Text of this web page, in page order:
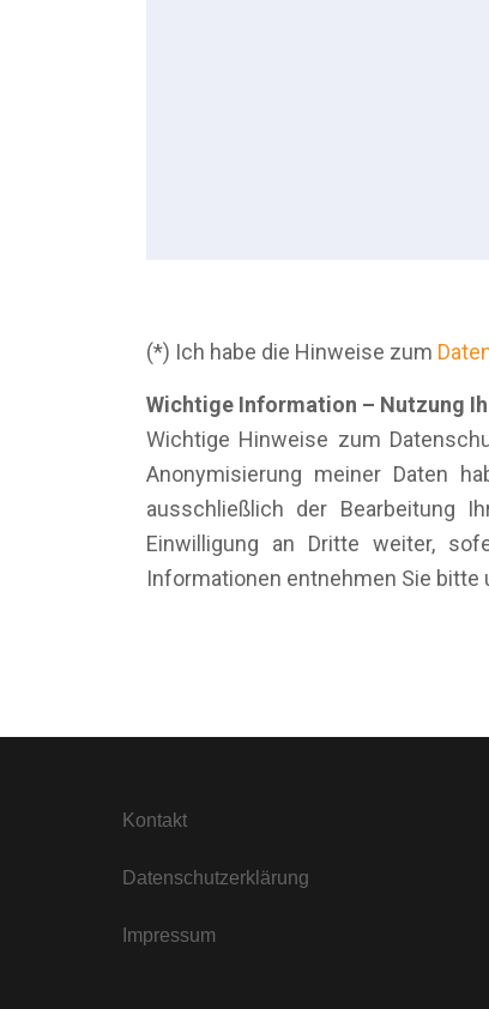
(*) Ich habe die Hinweise zum
Wichtige Information – Nutzung
Wichtige Hinweise zum
Anonymisierung meiner Daten
ausschließlich der Bearbeitung
Einwilligung an Dritte weiter,
Informationen entnehmen Sie bitte
Kontakt
Datenschutzerklärung
Impressum